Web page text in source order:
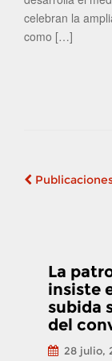
celebran la
como […]
La
insiste
subida
del
28 julio,